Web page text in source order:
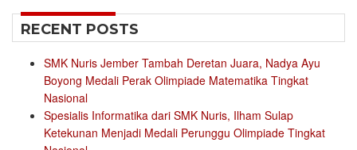
RECENT POSTS
SMK Nuris Jember Tambah Deretan Juara, Nadya Ayu
Boyong Medali Perak Olimpiade Matematika Tingkat
Nasional
Spesialis Informatika dari SMK Nuris, Ilham Sulap
Ketekunan Menjadi Medali Perunggu Olimpiade Tingkat